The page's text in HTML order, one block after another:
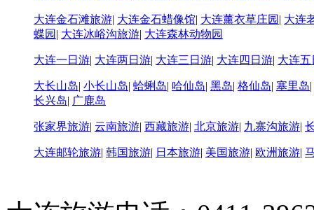
大连金石滩旅游| 大连金石蜡像馆| 大连薰衣草庄园 | 大连
蝶园 | 大连冰峪沟旅游| 大连森林动物园
大连一日游| 大连两日游| 大连三日游| 大连四日游| 大连五
大长山岛| 小长山岛| 蛤蜊岛| 哈仙岛| 黑岛| 格仙岛| 塞里岛|
长兴岛| 广鹿岛
张家界旅游| 云南旅游| 西藏旅游| 北京旅游| 九寨沟旅游|
大连邮轮旅游| 韩国旅游| 日本旅游| 美国旅游| 欧洲旅游|